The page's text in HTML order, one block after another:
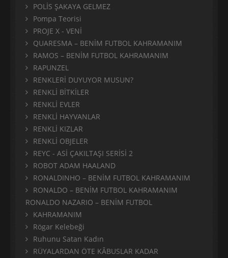
POLİS ŞAKAYA GELMEZ
Pompa Teorisi
PROJE X - VENİ
QUARESMA – BENİM FUTBOL KAHRAMANIM
RAMOS – BENİM FUTBOL KAHRAMANIM
RAPUNZEL
RENKLERİ DUYUYOR MUSUN?
RENKLİ BİTKİLER
RENKLİ EVLER
RENKLİ HAYVANLAR
RENKLİ KIZLAR
RENKLİ OBJELER
REYC - ASİ ÇAKILTAŞI SERİSİ 2
ROBOT ADAM HAALAND
RONALDINHO – BENİM FUTBOL KAHRAMANIM
RONALDO – BENİM FUTBOL KAHRAMANIM
RONALDO NAZARIO – BENİM FUTBOL
KAHRAMANIM
Rögar Kelebeği
Ruhunu Satan Kadın
RÜYALARDAN ÖTE KÂBUSLAR KADAR